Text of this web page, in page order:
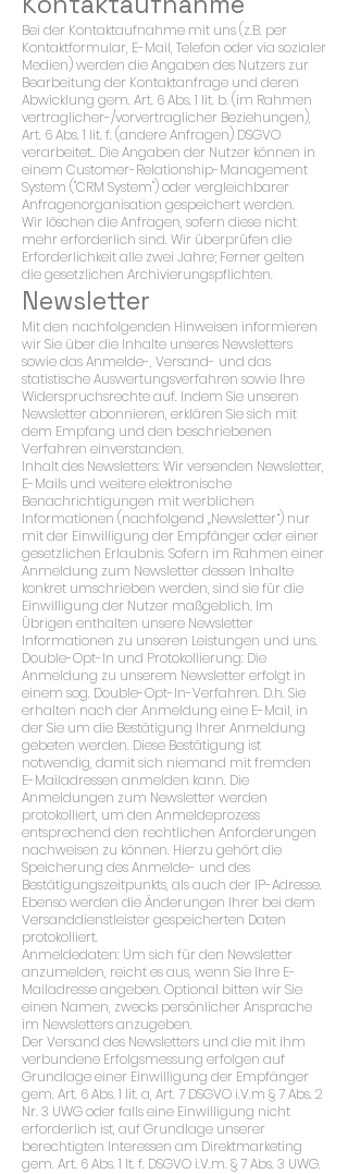
Bei der Kontaktaufnahme mit uns (z.B. per
Kontaktformular, E-Mail, Telefon oder via sozialer
Medien) werden die Angaben des Nutzers zur
Bearbeitung der Kontaktanfrage und deren
Abwicklung gem. Art. 6 Abs. 1 lit. b. (im Rahmen
vertraglicher-/vorvertraglicher Beziehungen),
Art. 6 Abs. 1 lit. f. (andere Anfragen) DSGVO
verarbeitet.. Die Angaben der Nutzer können in
einem Customer-Relationship-Management
System ("CRM System") oder vergleichbarer
Anfragenorganisation gespeichert werden.
Wir löschen die Anfragen, sofern diese nicht
mehr erforderlich sind. Wir überprüfen die
Erforderlichkeit alle zwei Jahre; Ferner gelten
die gesetzlichen Archivierungspflichten.
Newsletter
Mit den nachfolgenden Hinweisen informieren
wir Sie über die Inhalte unseres Newsletters
sowie das Anmelde-, Versand- und das
statistische Auswertungsverfahren sowie Ihre
Widerspruchsrechte auf. Indem Sie unseren
Newsletter abonnieren, erklären Sie sich mit
dem Empfang und den beschriebenen
Verfahren einverstanden.
Inhalt des Newsletters: Wir versenden Newsletter,
E-Mails und weitere elektronische
Benachrichtigungen mit werblichen
Informationen (nachfolgend „Newsletter“) nur
mit der Einwilligung der Empfänger oder einer
gesetzlichen Erlaubnis. Sofern im Rahmen einer
Anmeldung zum Newsletter dessen Inhalte
konkret umschrieben werden, sind sie für die
Einwilligung der Nutzer maßgeblich. Im
Übrigen enthalten unsere Newsletter
Informationen zu unseren Leistungen und uns.
Double-Opt-In und Protokollierung: Die
Anmeldung zu unserem Newsletter erfolgt in
einem sog. Double-Opt-In-Verfahren. D.h. Sie
erhalten nach der Anmeldung eine E-Mail, in
der Sie um die Bestätigung Ihrer Anmeldung
gebeten werden. Diese Bestätigung ist
notwendig, damit sich niemand mit fremden
E-Mailadressen anmelden kann. Die
Anmeldungen zum Newsletter werden
protokolliert, um den Anmeldeprozess
entsprechend den rechtlichen Anforderungen
nachweisen zu können. Hierzu gehört die
Speicherung des Anmelde- und des
Bestätigungszeitpunkts, als auch der IP-Adresse.
Ebenso werden die Änderungen Ihrer bei dem
Versanddienstleister gespeicherten Daten
protokolliert.
Anmeldedaten: Um sich für den Newsletter
anzumelden, reicht es aus, wenn Sie Ihre E-
Mailadresse angeben. Optional bitten wir Sie
einen Namen, zwecks persönlicher Ansprache
im Newsletters anzugeben.
Der Versand des Newsletters und die mit ihm
verbundene Erfolgsmessung erfolgen auf
Grundlage einer Einwilligung der Empfänger
gem. Art. 6 Abs. 1 lit. a, Art. 7 DSGVO i.V.m § 7 Abs. 2
Nr. 3 UWG oder falls eine Einwilligung nicht
erforderlich ist, auf Grundlage unserer
berechtigten Interessen am Direktmarketing
gem. Art. 6 Abs. 1 lt. f. DSGVO i.V.m. § 7 Abs. 3 UWG.